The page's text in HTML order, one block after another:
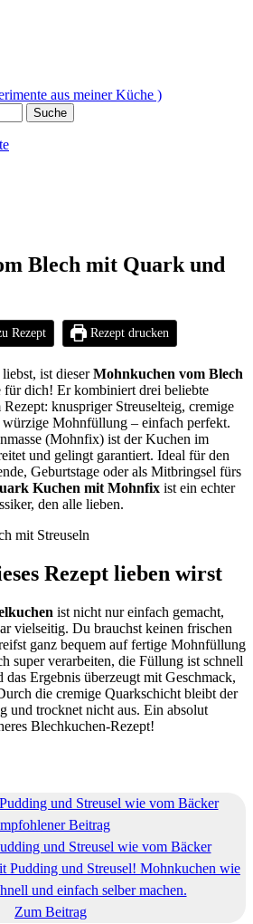
Blech mit Quark und
Rezept Rezept drucken
ist dieserMohnkuchen vom Blech
für dich! Er kombiniert drei beliebte
knuspriger Streuselteig, cremige
Mohnfüllung – einfach perfekt.
(Mohnfix) ist der Kuchen im
und gelingt garantiert. Ideal für den
Geburtstage oder als Mitbringsel fürs
Kuchen mit Mohnfixist ein echter
den alle lieben.
Rezept lieben wirst
ist nicht nur einfach gemacht,
vielseitig. Du brauchst keinen frischen
ganz bequem auf fertige Mohnfüllung
super verarbeiten, die Füllung ist schnell
das Ergebnis überzeugt mit Geschmack,
die cremige Quarkschicht bleibt der
und trocknet nicht aus. Ein absolut
Blechkuchen-Rezept!
Beitrag
und Streusel wie vom Bäcker
Pudding und Streusel! Mohnkuchen wie
und einfach selber machen.
Zum Beitrag